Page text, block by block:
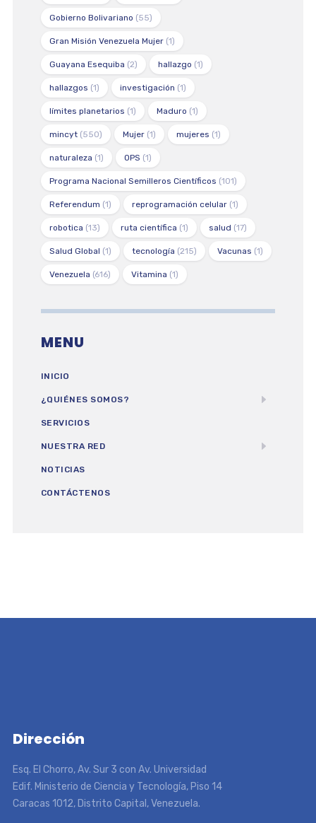
Gobierno Bolivariano (55)
Gran Misión Venezuela Mujer(1)
Guayana Esequiba (2) hallazgo (1)
hallazgos (1) investigación (1)
límites planetarios (1) Maduro (1)
mincyt(550) Mujer(1) mujeres (1)
naturaleza (1) OPS (1)
Programa Nacional Semilleros Científicos (101)
Referendum (1) reprogramación celular(1)
robotica (13) ruta científica (1) salud (17)
Salud Global (1) tecnología (215) Vacunas (1)
Venezuela (616) Vitamina (1)
MENU
INICIO
¿QUIÉNES SOMOS?
SERVICIOS
NUESTRA RED
NOTICIAS
CONTÁCTENOS
Dirección
Esq. El Chorro, Av. Sur 3 con Av. Universidad
Edif. Ministerio de Ciencia y Tecnología, Piso 14
Caracas 1012, Distrito Capital, Venezuela.